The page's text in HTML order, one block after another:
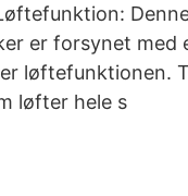
er forsynet med
løftefunktionen.
løfter hele s